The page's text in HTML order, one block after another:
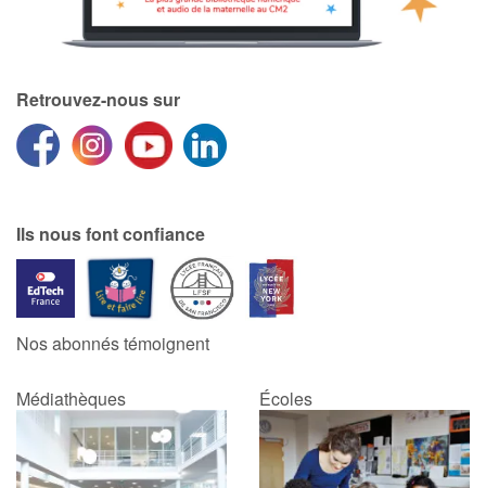
Retrouvez-nous sur
Ils nous font confiance
Nos abonnés témoignent
Médiathèques Écoles